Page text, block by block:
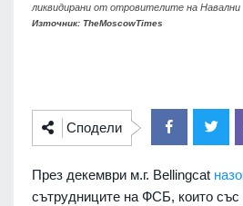
ликвидирани от отровителите на Навални
Източник: TheMoscowTimes
Сподели
През декември м.г. Bellingcat
сътрудниците на ФСБ, които със